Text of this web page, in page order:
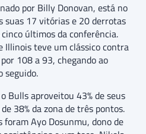
por Billy Donovan, está no
suas 17 vitórias e 20 derrotas
últimos da conferência.
Illinois teve um clássico contra
108 a 93, chegando ao
seguido.
Bulls aproveitou 43% de seus
38% da zona de três pontos.
Ayo Dosunmu, dono de